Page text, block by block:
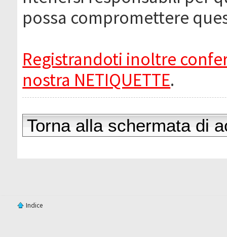
possa compromettere
Registrandoti inoltre
nostra NETIQUETTE.
Torna alla schermata di
Indice